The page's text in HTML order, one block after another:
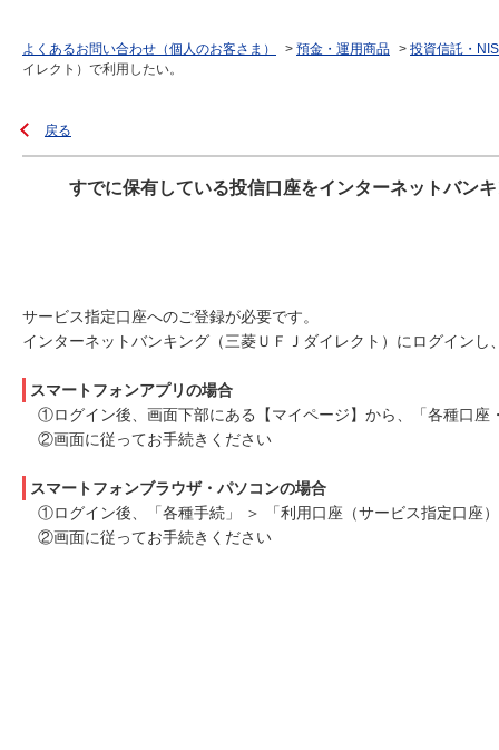
よくあるお問い合わせ（個人のお客さま） > 預金・運用商品 > 投資信託・
イレクト）で利用したい。
戻る
すでに保有している投信口座をインターネットバン
サービス指定口座へのご登録が必要です。
インターネットバンキング（三菱ＵＦＪダイレクト）にログイン
スマートフォンアプリの場合
①ログイン後、画面下部にある【マイページ】から、「各種口
②画面に従ってお手続きください
スマートフォンブラウザ・パソコンの場合
①ログイン後、「各種手続」 ＞ 「利用口座（サービス指定口座
②画面に従ってお手続きください